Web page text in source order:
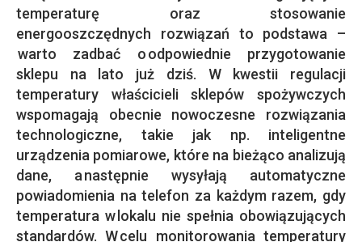
temperaturę oraz stosowanie
energooszczędnych rozwiązań to podstawa –
warto zadbać o odpowiednie przygotowanie
sklepu na lato już dziś. W kwestii regulacji
temperatury właścicieli sklepów spożywczych
wspomagają obecnie nowoczesne rozwiązania
technologiczne, takie jak np. inteligentne
urządzenia pomiarowe, które na bieżąco analizują
dane, a następnie wysyłają automatyczne
powiadomienia na telefon za każdym razem, gdy
temperatura w lokalu nie spełnia obowiązujących
standardów. W celu monitorowania temperatury